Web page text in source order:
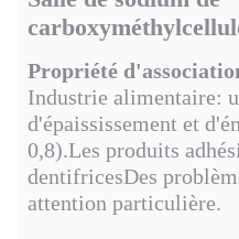
Propriété
Industrie alimentaire:
d'épaississement et
0,8).Les produits
dentifricesDes
attention particulière.